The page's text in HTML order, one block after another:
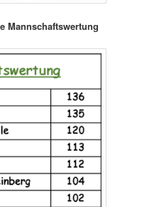
Mannschaftswertung